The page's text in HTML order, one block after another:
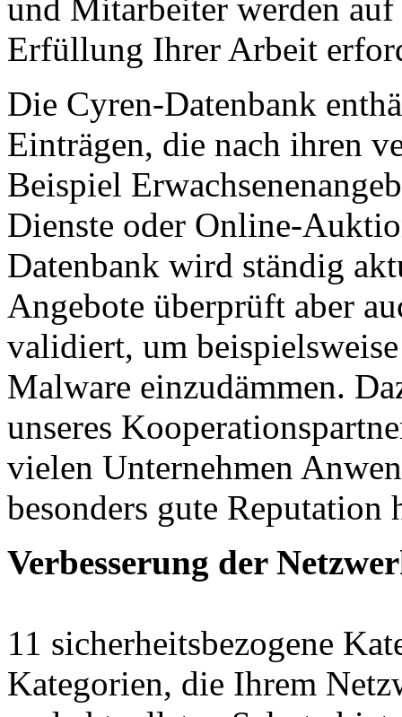
und Mitarbeiter werden
Erfüllung Ihrer Arbeit
Die Cyren-Datenbank
Einträgen, die nach ihren
Beispiel
Dienste oder Online-
Datenbank wird ständig
Angebote überprüft aber
validiert, um
Malware einzudämmen.
unseres
vielen Unternehmen
besonders gute Reputation
Verbesserung der
11 sicherheitsbezogene
Kategorien, die Ihrem